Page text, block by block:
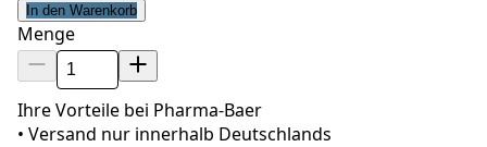
In den Warenkorb
Menge
Ihre Vorteile bei Pharma-Baer
• Versand nur innerhalb Deutschlands